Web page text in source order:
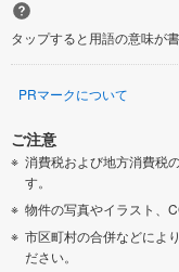
タップすると用語の意味が
PRマークについて
ご注意
消費税および地方消費税
す。
物件の写真やイラスト、
市区町村の合併などによ
ださい。